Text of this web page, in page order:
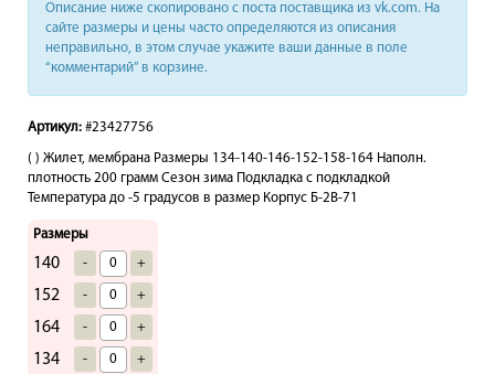
Описание ниже скопировано с поста поставщика из vk.com. На
сайте размеры и цены часто определяются из описания
неправильно, в этом случае укажите ваши данные в поле
“комментарий” в корзине.
Артикул: #23427756
( ) Жилет, мембрана Размеры 134-140-146-152-158-164 Наполн.
плотность 200 грамм Сезон зима Подкладка с подкладкой
Температура до -5 градусов в размер Корпус Б-2В-71
Размеры
140 - +
152 - +
164 - +
134 - +